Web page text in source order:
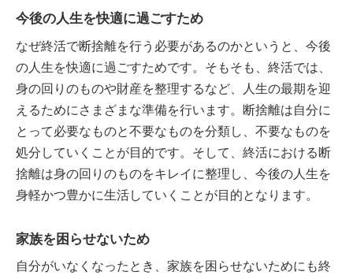
今後の人生を快適に過ごすため
なぜ終活で断捨離を行う必要があるのかというと、今後
の人生を快適に過ごすためです。そもそも、終活では、
身の回りのものや財産を整理するなど、人生の最期を迎
えるためにさまざまな準備を行います。断捨離は自分に
とって必要なものと不要なものを分類し、不要なものを
処分していくことが目的です。そして、終活における断
捨離は身の回りのものをキレイに整理し、今後の人生を
身軽かつ豊かに生活していくことが目的となります。
家族を困らせないため
自分がいなくなったとき、家族を困らせないためにも終